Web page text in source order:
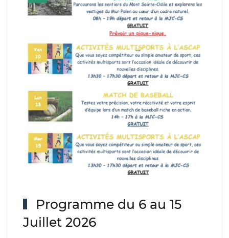
Programme du 6 au 15
Juillet 2026